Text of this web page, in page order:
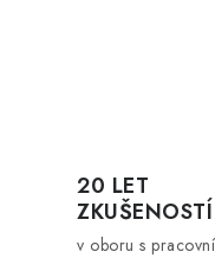
20 LET
ZKUŠENOSTÍ
v oboru s